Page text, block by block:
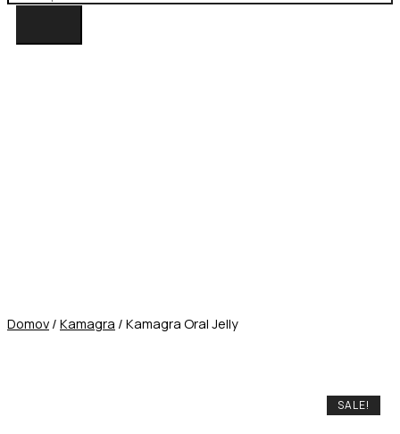
Domov / Kamagra / Kamagra Oral Jelly
SALE!
SALE!
SALE!